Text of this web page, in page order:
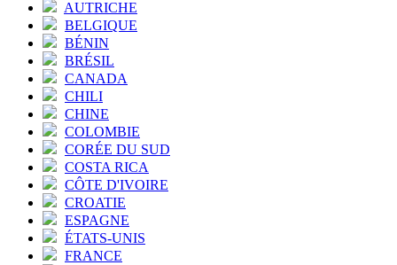
AUTRICHE
BELGIQUE
BÉNIN
BRÉSIL
CANADA
CHILI
CHINE
COLOMBIE
CORÉE DU SUD
COSTA RICA
CÔTE D'IVOIRE
CROATIE
ESPAGNE
ÉTATS-UNIS
FRANCE